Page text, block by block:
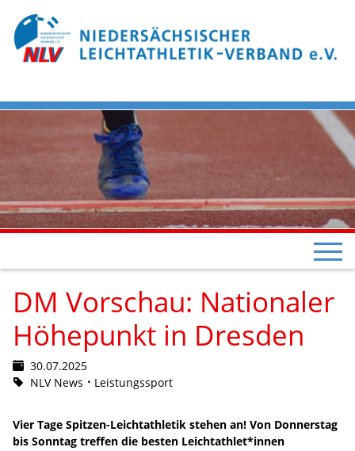
DM Vorschau: Nationaler
Höhepunkt in Dresden
30.07.2025
NLV News
Leistungssport
Vier Tage Spitzen-Leichtathletik stehen an! Von Donnerstag
bis Sonntag treffen die besten Leichtathlet*innen